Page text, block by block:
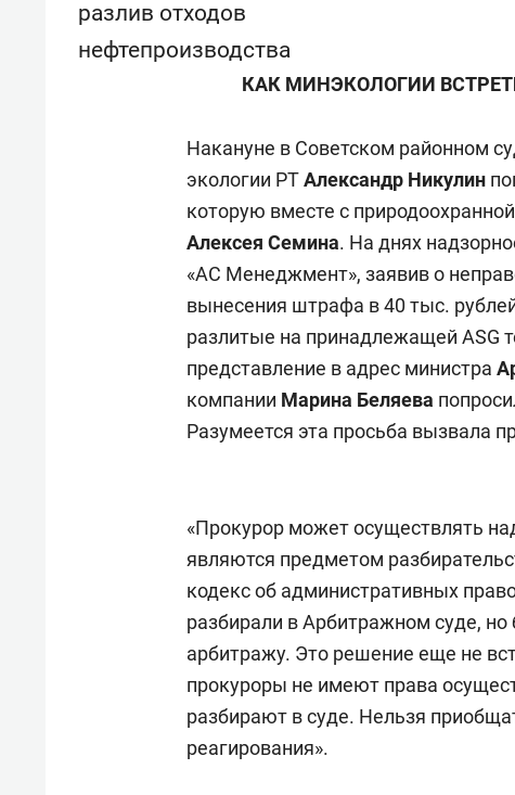
разлив отходов
нефтепроизводства
КАК МИНЭКОЛОГИИ
Накануне в Советском районном
экологии РТАлександр Никулин
которую вместе с
Алексея Семина. На днях
«АС Менеджмент», заявив о
вынесения штрафа в 40 тыс.
разлитые на принадлежащей ASG
представление в адрес министра
компании Марина Беляева
Разумеется эта просьба вызвала
«Прокурор может осуществлять
являются предметом
кодекс об административных
разбирали в Арбитражном суде,
арбитражу. Это решение еще не
прокуроры не имеют права
разбирают в суде. Нельзя
реагирования».